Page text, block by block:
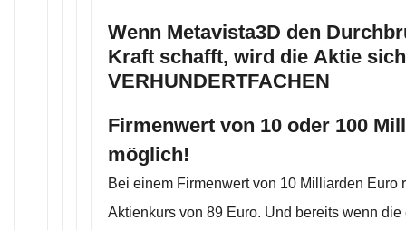
Wenn Metavista3D den
Kraft schafft, wird die Aktie sich
VERHUNDERTFACHEN
Firmenwert von 10 oder 100
möglich!
Bei einem Firmenwert von 10 Milliarden Euro
Aktienkurs von 89 Euro. Und bereits wenn